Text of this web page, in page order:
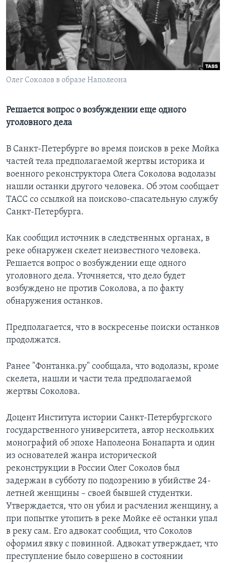
Learning English
СОЦИАЛЬНЫЕ СЕТИ
Олег Соколов в образе Наполеона
Решается вопрос о возбуждении еще одного
уголовного дела
В Санкт-Петербурге во время поисков в реке Мойка
частей тела предполагаемой жертвы историка и
военного реконструктора Олега Соколова водолазы
нашли останки другого человека. Об этом сообщает
ТАСС со ссылкой на поисково-спасательную службу
Санкт-Петербурга.
Как сообщил источник в следственных органах, в
реке обнаружен скелет неизвестного человека.
Решается вопрос о возбуждении еще одного
уголовного дела. Уточняется, что дело будет
возбуждено не против Соколова, а по факту
обнаружения останков.
Предполагается, что в воскресенье поиски останков
продолжатся.
Ранее "Фонтанка.ру" сообщала, что водолазы, кроме
скелета, нашли и части тела предполагаемой
жертвы Соколова.
Доцент Института истории Санкт-Петербургского
государственного университета, автор нескольких
монографий об эпохе Наполеона Бонапарта и один
из основателей жанра исторической
реконструкции в России Олег Соколов был
задержан в субботу по подозрению в убийстве 24-
летней женщины – своей бывшей студентки.
Утверждается, что он убил и расчленил женщину, а
при попытке утопить в реке Мойке её останки упал
в реку сам. Его адвокат сообщил, что Соколов
оформил явку с повинной. Адвокат утверждает, что
преступление было совершено в состоянии